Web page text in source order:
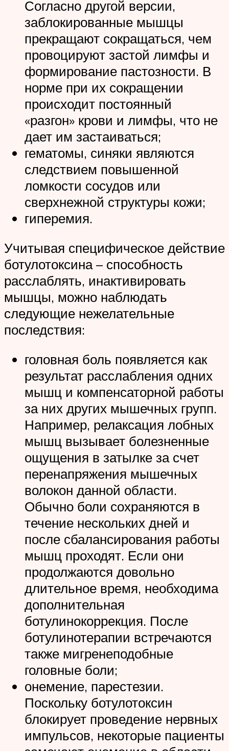
Согласно другой версии,
заблокированные мышцы
прекращают сокращаться, чем
провоцируют застой лимфы и
формирование пастозности. В
норме при их сокращении
происходит постоянный
«разгон» крови и лимфы, что не
дает им застаиваться;
гематомы, синяки являются
следствием повышенной
ломкости сосудов или
сверхнежной структуры кожи;
гиперемия.
Учитывая специфическое действие
ботулотоксина – способность
расслаблять, инактивировать
мышцы, можно наблюдать
следующие нежелательные
последствия:
головная боль появляется как
результат расслабления одних
мышц и компенсаторной работы
за них других мышечных групп.
Например, релаксация лобных
мышц вызывает болезненные
ощущения в затылке за счет
перенапряжения мышечных
волокон данной области.
Обычно боли сохраняются в
течение нескольких дней и
после сбалансирования работы
мышц проходят. Если они
продолжаются довольно
длительное время, необходима
дополнительная
ботулинокоррекция. После
ботулинотерапии встречаются
также мигренеподобные
головные боли;
онемение, парестезии.
Поскольку ботулотоксин
блокирует проведение нервных
импульсов, некоторые пациенты